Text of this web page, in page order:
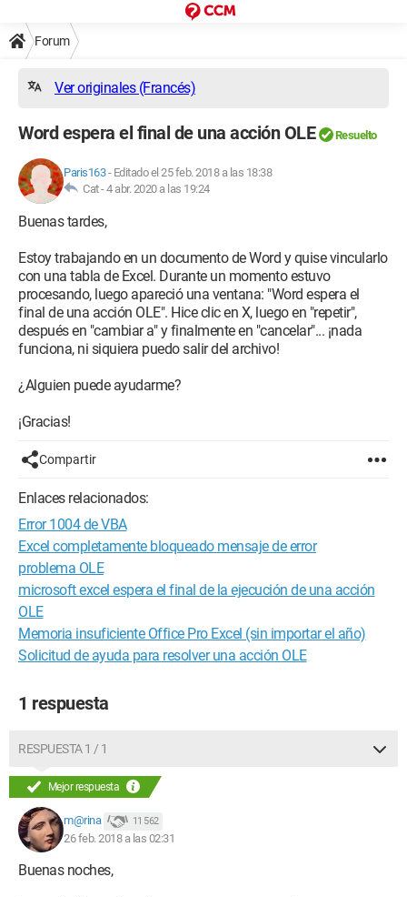
Forum
Ver originales (Francés)
Word espera el final de una acción OLE Resuelto
Paris163- Editado el 25 feb. 2018 a las 18:38
Cat -4 abr. 2020 a las 19:24
Buenas tardes,
Estoy trabajando en un documento de Word y quise vincularlo
con una tabla de Excel. Durante un momento estuvo
procesando, luego apareció una ventana: "Word espera el
final de una acción OLE". Hice clic en X, luego en "repetir",
después en "cambiar a" y finalmente en "cancelar"... ¡nada
funciona, ni siquiera puedo salir del archivo!
¿Alguien puede ayudarme?
¡Gracias!
Compartir
Enlaces relacionados:
Error 1004 de VBA
Excel completamente bloqueado mensaje de error
problema OLE
microsoft excel espera el final de la ejecución de una acción
OLE
Memoria insuficiente Office Pro Excel (sin importar el año)
Solicitud de ayuda para resolver una acción OLE
1 respuesta
RESPUESTA 1 / 1
Mejor respuesta
m@rina 11 562
26 feb. 2018 a las 02:31
Buenas noches,